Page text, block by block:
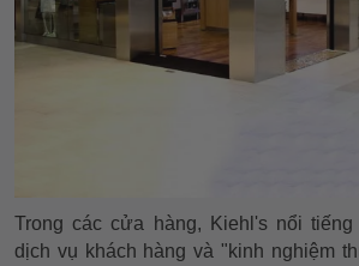
Trong các cửa hàng, Kiehl's nổi
dịch vụ khách hàng và "kinh nghiệm